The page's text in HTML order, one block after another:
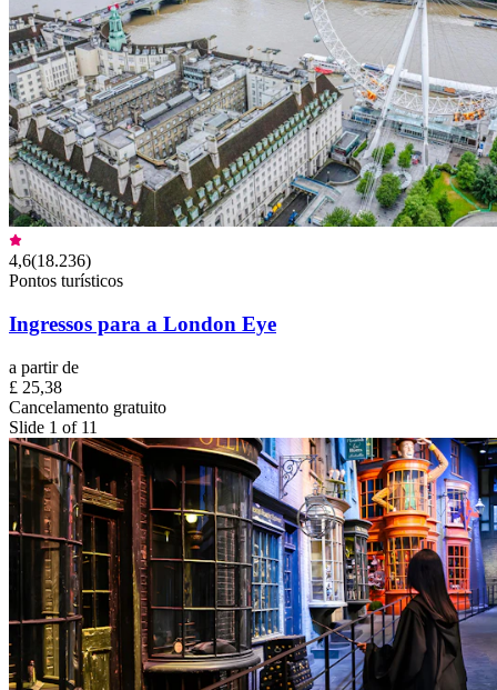
4,6(18.236)
Pontos turísticos
Ingressos para a London Eye
a partir de
£ 25,38
Cancelamento gratuito
Slide 1 of 11